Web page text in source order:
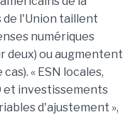
l'Union taillent
numériques
deux) ou augmentent
« ESN locales,
et investissements
d'ajustement »,